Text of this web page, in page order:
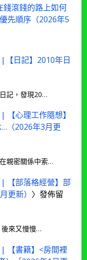
滾錢的路上如何
先順序（2026年5
【日記】2010年日
記，發現20…
【心理工作隨想】
（2026年3月更
親密關係中索…
【部落格經營】部
更新） 〉發佈留
來又慢慢…
【書籍】<房間裡